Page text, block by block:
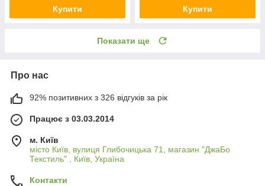
Купити Купити
Показати ще
Про нас
92% позитивних з 326 відгуків за рік
Працює з 03.03.2014
м. Київ
місто Київ, вулиця Глибочицька 71, магазин "ДжаБо
Текстиль" , Київ, Україна
Контакти